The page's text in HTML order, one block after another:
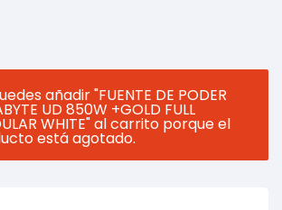
añadir "FUENTE DE PODER
UD 850W +GOLD FULL
WHITE" al carrito porque el
está agotado.